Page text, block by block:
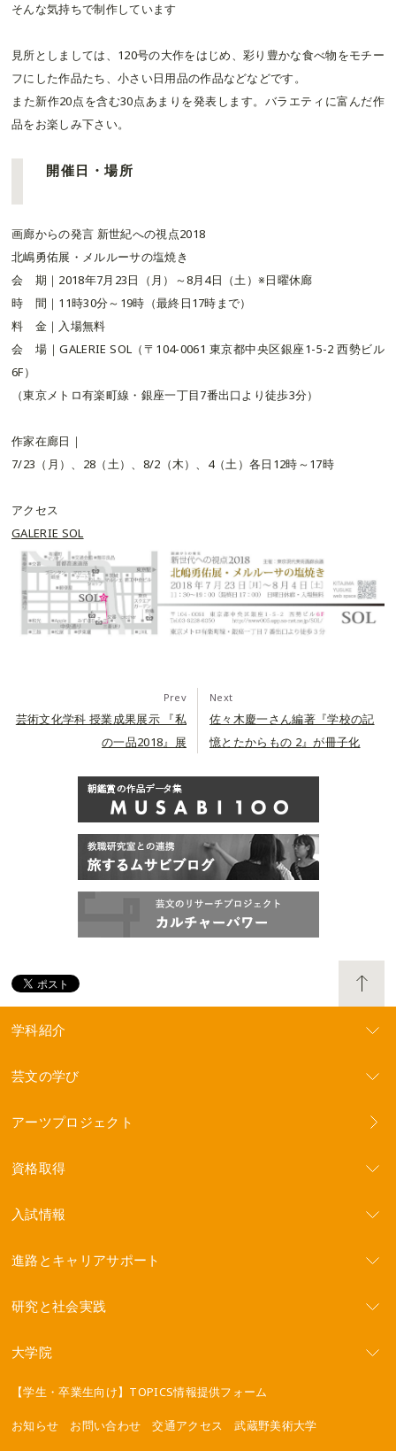
そんな気持ちで制作しています
見所としましては、120号の大作をはじめ、彩り豊かな食べ物をモチー
フにした作品たち、小さい日用品の作品などなどです。
また新作20点を含む30点あまりを発表します。バラエティに富んだ作
品をお楽しみ下さい。
開催日・場所
画廊からの発言 新世紀への視点2018
北嶋勇佑展・メルルーサの塩焼き
会 期｜2018年7月23日（月）～8月4日（土）※日曜休廊
時 間｜11時30分～19時（最終日17時まで）
​料 金｜入場無料
​会 場｜GALERIE SOL（〒104-0061 東京都中央区銀座1-5-2 西勢ビル
6F）
（東京メトロ有楽町線・銀座一丁目7番出口より徒歩3分）
作家在廊日｜
7/23（月）、28（土）、8/2（木）、4（土）各日12時～17時
アクセス
GALERIE SOL
Prev
芸術文化学科 授業成果展示 『私
の一品2018』展
Next
佐々木慶一さん編著『学校の記
憶とたからもの 2』が冊子化
学科紹介
芸文の学び
アーツプロジェクト
資格取得
入試情報
進路とキャリアサポート
研究と社会実践
大学院
【学生・卒業生向け】TOPICS情報提供フォーム
お知らせ お問い合わせ 交通アクセス 武蔵野美術大学